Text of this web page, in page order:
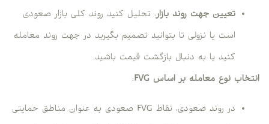
تعیین جهت روند بازار: تحلیل کنید روند کلی بازار صعودی
است یا نزولی تا بتوانید تصمیم بگیرید در جهت روند معامله
کنید یا به دنبال بازگشت قیمت باشید.
انتخاب نوع معامله بر اساس FVG
:
در روند صعودی، نقاط FVG صعودی به عنوان مناطق حمایتی